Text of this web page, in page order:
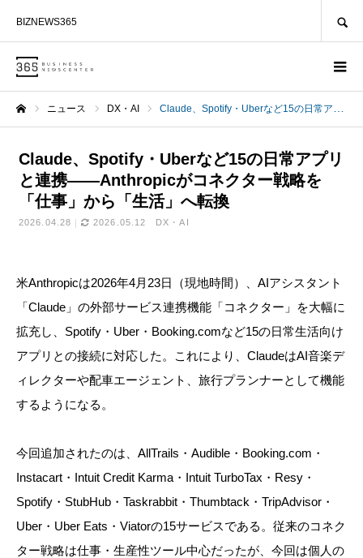
BIZNEWS365
ニュース DX・AI Claude、Spotify・Uberなど15の日常アプリと連携——Anthropicがコネクター戦略を「仕事」から「生活」へ転換
Claude、Spotify・Uberなど15の日常アプリ
と連携——Anthropicがコネクター戦略を
「仕事」から「生活」へ転換
2026.04.28 2026.05.12 DX・AI
米Anthropicは2026年4月23日（現地時間）、AIアシスタント
「Claude」の外部サービス連携機能「コネクター」を大幅に
拡充し、Spotify・Uber・Booking.comなど15の日常生活向け
アプリとの接続に対応した。これにより、ClaudeはAI音楽デ
ィレクターや配車エージェント、旅行プランナーとして機能
するようになる。
今回追加されたのは、AllTrails・Audible・Booking.com・
Instacart・Intuit Credit Karma・Intuit TurboTax・Resy・
Spotify・StubHub・Taskrabbit・Thumbtack・TripAdvisor・
Uber・Uber Eats・Viatorの15サービスである。従来のコネク
ター戦略は仕事・生産性ツール中心だったが、今回は個人の